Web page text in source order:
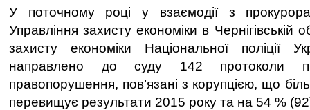
У поточному році у взаємодії з
Управління захисту економіки в Чернігівській
захисту економіки Національної поліції
направлено до суду 142 протоколи про
правопорушення, пов’язані з корупцією, що
перевищує результати 2015 року та на 54 %